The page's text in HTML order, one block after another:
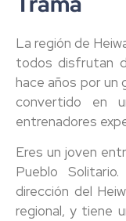
La región de
todos disfrutan
hace años por un
convertido en
entrenadores
Eres un joven
Pueblo
dirección del
regional, y tiene